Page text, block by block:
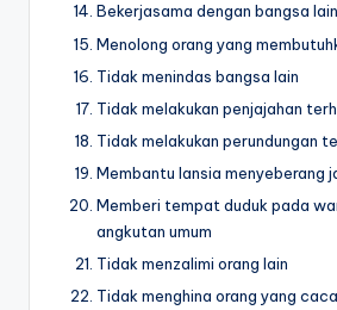
Bekerjasama dengan bangsa lain
Menolong orang yang
Tidak menindas bangsa lain
Tidak melakukan penjajahan
Tidak melakukan perundungan
Membantu lansia menyeberang
Memberi tempat duduk pada
angkutan umum
Tidak menzalimi orang lain
Tidak menghina orang yang